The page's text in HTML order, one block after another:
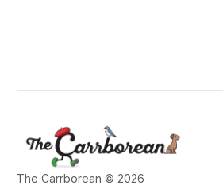
The Carrborean © 2026